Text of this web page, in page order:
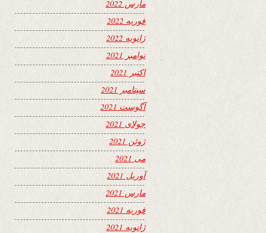
مارس 2022
فوریه 2022
ژانویه 2022
نوامبر 2021
اکتبر 2021
سپتامبر 2021
آگوست 2021
جولای 2021
ژوئن 2021
می 2021
آوریل 2021
مارس 2021
فوریه 2021
ژانویه 2021